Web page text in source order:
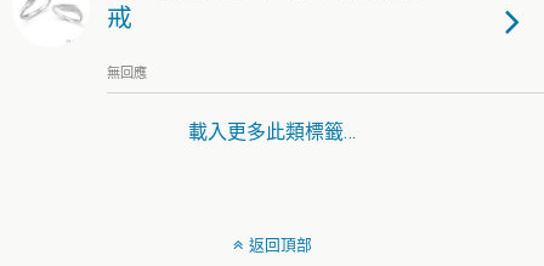
戒
無回應
載入更多此類標籤…
返回頂部